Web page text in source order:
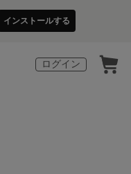
インストールする
ログイン